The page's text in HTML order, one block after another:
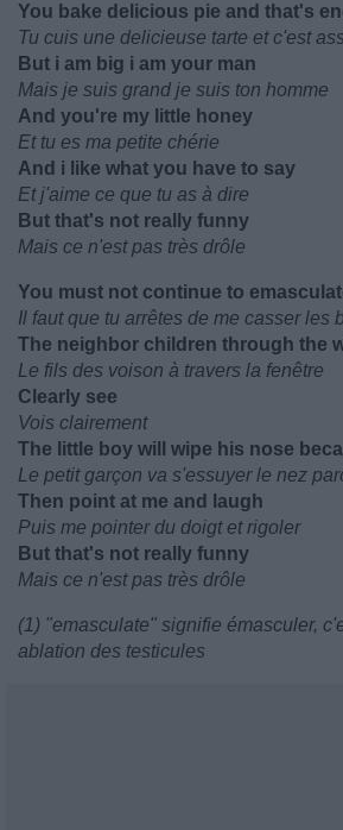
You bake delicious pie and that's
Tu cuis une delicieuse tarte et c'est
But i am big i am your man
Mais je suis grand je suis ton homme
And you're my little honey
Et tu es ma petite chérie
And i like what you have to say
Et j'aime ce que tu as à dire
But that's not really funny
Mais ce n'est pas très drôle
You must not continue to
Il faut que tu arrêtes de me casser les
The neighbor children through the
Le fils des voison à travers la fenêtre
Clearly see
Vois clairement
The little boy will wipe his nose
Le petit garçon va s'essuyer le nez
Then point at me and laugh
Puis me pointer du doigt et rigoler
But that's not really funny
Mais ce n'est pas très drôle
(1) "emasculate" signifie émasculer,
ablation des testicules